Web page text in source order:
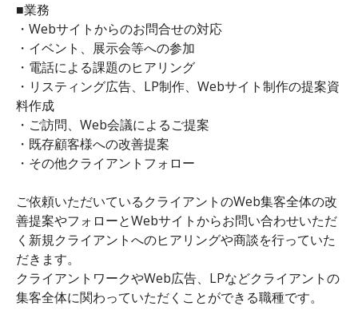
■業務
・Webサイトからのお問合せの対応
・イベント、展示会等への参加
・電話による課題のヒアリング
・リスティング広告、LP制作、Webサイト制作の提案資
料作成
・ご訪問、Web会議によるご提案
・既存顧客様への改善提案
・その他クライアントフォロー
ご依頼いただいているクライアントのWeb集客全体の改
善提案やフォローとWebサイトからお問い合わせいただ
く新規クライアントへのヒアリングや商談を行っていた
だきます。
クライアントワークやWeb広告、LPなどクライアントの
集客全体に関わっていただくことができる職種です。